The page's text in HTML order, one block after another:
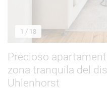
1 / 18
Precioso
zona tranquila del
Uhlenhorst